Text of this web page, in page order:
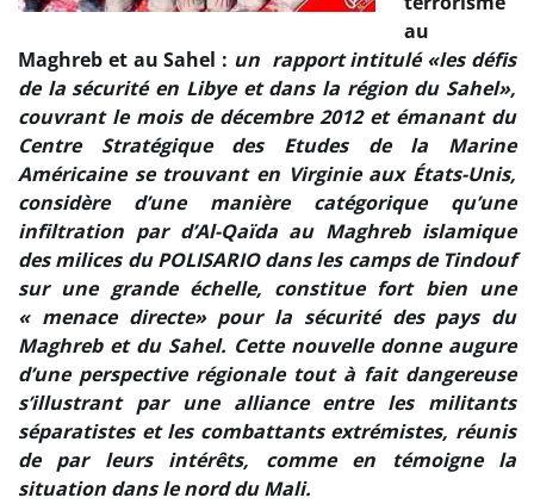
au
Maghreb et au Sahel : un rapport intitulé «les défis
de la sécurité en Libye et dans la région du Sahel»,
couvrant le mois de décembre 2012 et émanant du
Centre Stratégique des Etudes de la Marine
Américaine se trouvant en Virginie aux États-Unis,
considère d’une manière catégorique qu’une
infiltration par d’Al-Qaïda au Maghreb islamique
des milices du POLISARIO dans les camps de Tindouf
sur une grande échelle, constitue fort bien une
« menace directe» pour la sécurité des pays du
Maghreb et du Sahel. Cette nouvelle donne augure
d’une perspective régionale tout à fait dangereuse
s’illustrant par une alliance entre les militants
séparatistes et les combattants extrémistes, réunis
de par leurs intérêts, comme en témoigne la
situation dans le nord du Mali.